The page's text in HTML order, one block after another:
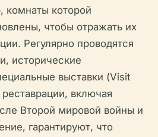
комнаты которой
чтобы отражать их
Регулярно проводятся
исторические
выставки (Visit
включая
Второй мировой войны и
гарантируют, что